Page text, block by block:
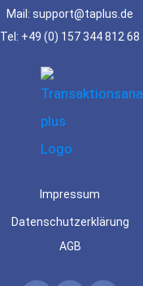
Impressum
Datenschutzerklärung
AGB
Mail: support@taplus.de
Tel: +49 (0) 157 344 812 68